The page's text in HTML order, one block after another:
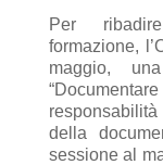
Per
formazione,
maggio,
della
sessione al